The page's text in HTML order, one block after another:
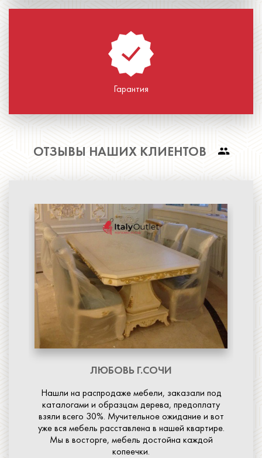
Гарантия
ОТЗЫВЫ НАШИХ КЛИЕНТОВ
ЛЮБОВЬ Г.СОЧИ
Нашли на распродаже мебели, заказали под
каталогами и образцам дерева, предоплату
взяли всего 30%. Мучительное ожидание и вот
уже вся мебель расставлена в нашей квартире.
Мы в восторге, мебель достойна каждой
копеечки.